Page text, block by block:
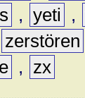
, yeti ,
zerstören
, zx